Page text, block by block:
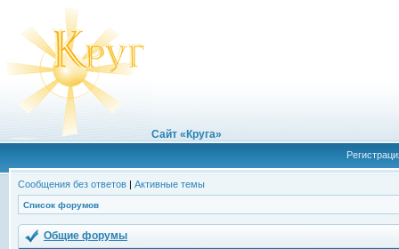
Сайт «Круга»
Сообщения без ответов | Активные темы
Список форумов
Общие форумы